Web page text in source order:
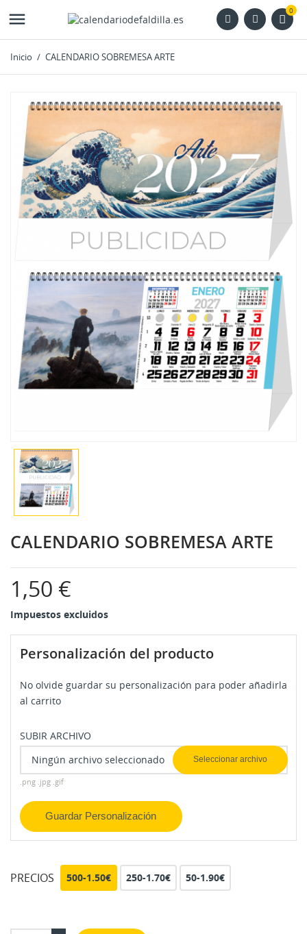
 0
Inicio CALENDARIO SOBREMESA ARTE
CALENDARIO SOBREMESA ARTE
1,50 €
Impuestos excluidos
Personalización del producto
No olvide guardar su personalización para poder añadirla
al carrito
SUBIR ARCHIVO
Ningún archivo seleccionado
Seleccionar archivo
.png .jpg .gif
Guardar Personalización
PRECIOS 500-1.50€ 250-1.70€ 50-1.90€